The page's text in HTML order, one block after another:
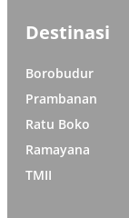
Destinasi
Borobudur
Prambanan
Ratu Boko
Ramayana
TMII